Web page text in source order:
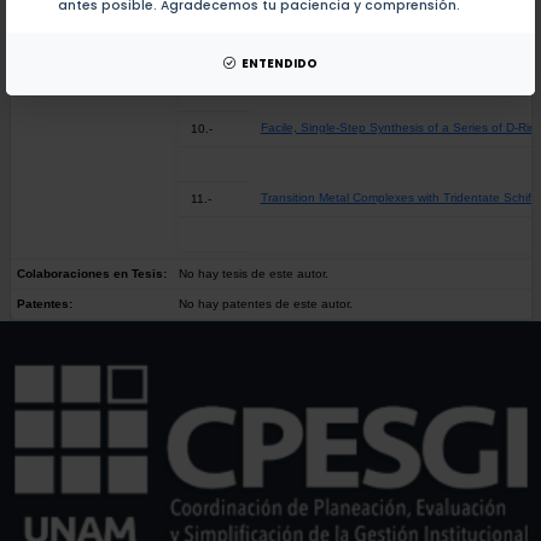
antes posible. Agradecemos tu paciencia y comprensión.
ENTENDIDO
Electronic properties and supramolecular study
10.- Facile, Single-Step Synthesis of a Series of D-
11.- Transition Metal Complexes with Tridentate
Colaboraciones en Tesis: No hay tesis de este autor.
Patentes: No hay patentes de este autor.